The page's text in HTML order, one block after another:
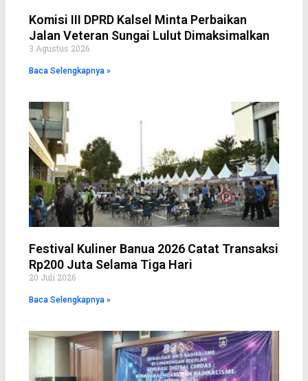
Komisi III DPRD Kalsel Minta Perbaikan
Jalan Veteran Sungai Lulut Dimaksimalkan
3 Agustus 2026
Baca Selengkapnya »
Festival Kuliner Banua 2026 Catat Transaksi
Rp200 Juta Selama Tiga Hari
20 Juli 2026
Baca Selengkapnya »